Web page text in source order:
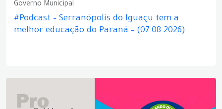
Governo Municipal
#Podcast – Serranópolis do Iguaçu tem a
melhor educação do Paraná – (07.08.2026)